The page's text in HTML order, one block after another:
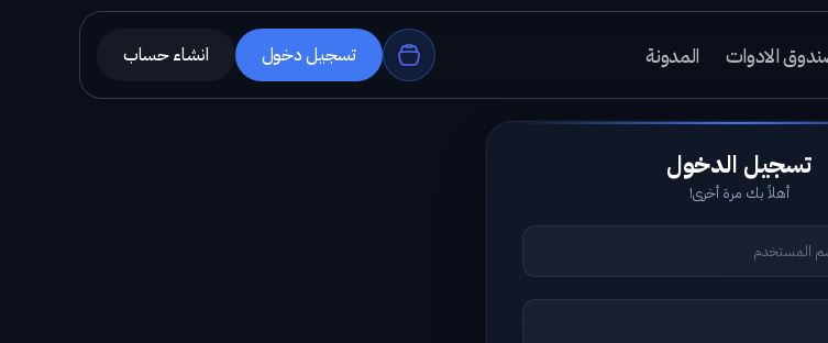
الادوات المدونة تسجيل دخول انشاء حساب
أهلاً بك مرة أخرى!